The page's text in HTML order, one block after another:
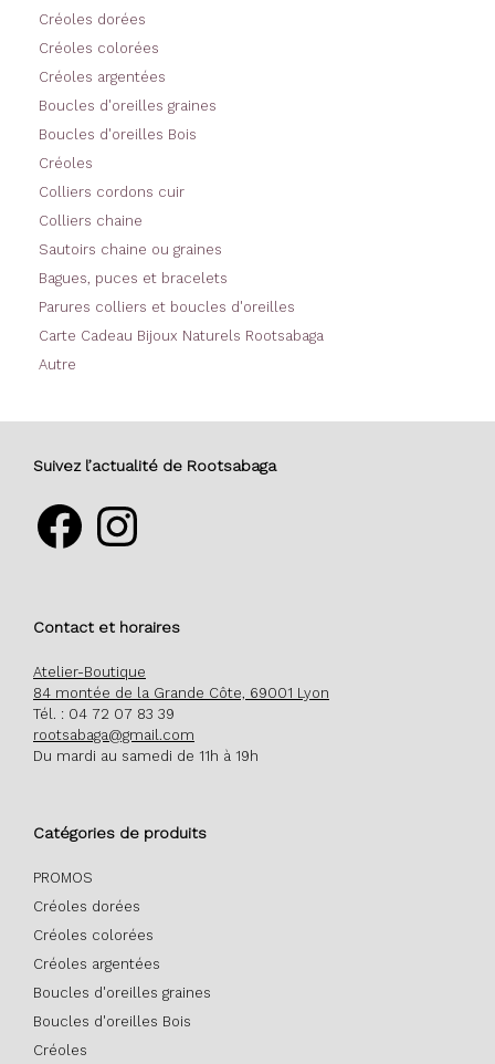
Créoles dorées
Créoles colorées
Créoles argentées
Boucles d'oreilles graines
Boucles d'oreilles Bois
Créoles
Colliers cordons cuir
Colliers chaine
Sautoirs chaine ou graines
Bagues, puces et bracelets
Parures colliers et boucles d'oreilles
Carte Cadeau Bijoux Naturels Rootsabaga
Autre
Suivez l’actualité de Rootsabaga
Facebook Instagram
Contact et horaires
Atelier-Boutique
84 montée de la Grande Côte, 69001 Lyon
Tél. : 04 72 07 83 39
rootsabaga@gmail.com
Du mardi au samedi de 11h à 19h
Catégories de produits
PROMOS
Créoles dorées
Créoles colorées
Créoles argentées
Boucles d'oreilles graines
Boucles d'oreilles Bois
Créoles